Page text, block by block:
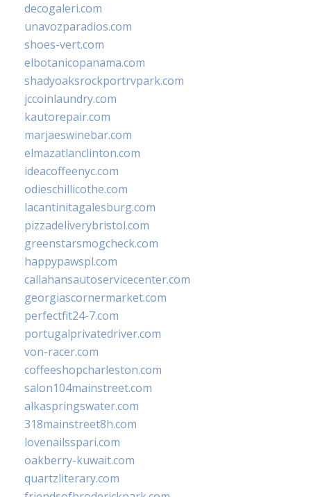
decogaleri.com
unavozparadios.com
shoes-vert.com
elbotanicopanama.com
shadyoaksrockportrvpark.com
jccoinlaundry.com
kautorepair.com
marjaeswinebar.com
elmazatlanclinton.com
ideacoffeenyc.com
odieschillicothe.com
lacantinitagalesburg.com
pizzadeliverybristol.com
greenstarsmogcheck.com
happypawspl.com
callahansautoservicecenter.com
georgiascornermarket.com
perfectfit24-7.com
portugalprivatedriver.com
von-racer.com
coffeeshopcharleston.com
salon104mainstreet.com
alkaspringswater.com
318mainstreet8h.com
lovenailsspari.com
oakberry-kuwait.com
quartzliterary.com